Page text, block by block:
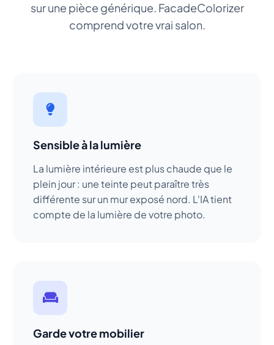
sur une pièce générique. FacadeColorizer
comprend votre vrai salon.
Sensible à la lumière
La lumière intérieure est plus chaude que le
plein jour : une teinte peut paraître très
différente sur un mur exposé nord. L'IA tient
compte de la lumière de votre photo.
Garde votre mobilier